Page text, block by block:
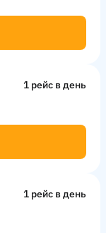
1 рейс в день
1 рейс в день